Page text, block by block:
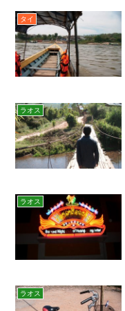
タイ
ラオス
ラオス
ラオス